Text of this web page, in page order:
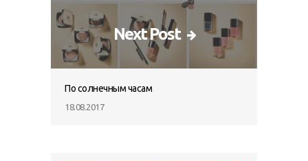
Next Post
По солнечным часам
18.08.2017